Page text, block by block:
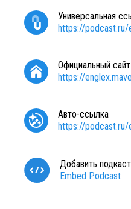
Универсальная
https://
Официальный сайт
https://
Авто-ссылка
https://
Добавить
Embed Podcast